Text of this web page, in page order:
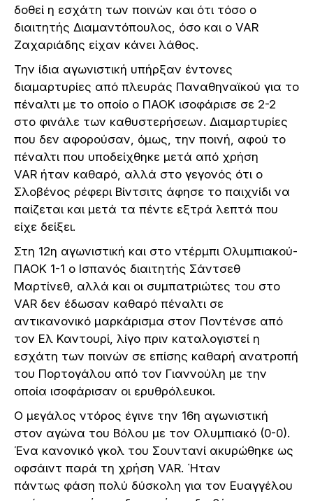
δοθεί η εσχάτη των ποινών και ότι τόσο ο
διαιτητής Διαμαντόπουλος, όσο και ο VAR
Ζαχαριάδης είχαν κάνει λάθος.
Την ίδια αγωνιστική υπήρξαν έντονες
διαμαρτυρίες από πλευράς Παναθηναϊκού για το
πέναλτι με το οποίο ο ΠΑΟΚ ισοφάρισε σε 2-2
στο φινάλε των καθυστερήσεων. Διαμαρτυρίες
που δεν αφορούσαν, όμως, την ποινή, αφού το
πέναλτι που υποδείχθηκε μετά από χρήση
VAR ήταν καθαρό, αλλά στο γεγονός ότι ο
Σλοβένος ρέφερι Βίντσιτς άφησε το παιχνίδι να
παίζεται και μετά τα πέντε εξτρά λεπτά που
είχε δείξει.
Στη 12η αγωνιστική και στο ντέρμπι Ολυμπιακού-
ΠΑΟΚ 1-1 ο Ισπανός διαιτητής Σάντσεθ
Μαρτίνεθ, αλλά και οι συμπατριώτες του στο
VAR δεν έδωσαν καθαρό πέναλτι σε
αντικανονικό μαρκάρισμα στον Ποντένσε από
τον Ελ Καντουρί, λίγο πριν καταλογιστεί η
εσχάτη των ποινών σε επίσης καθαρή ανατροπή
του Πορτογάλου από τον Γιαννούλη με την
οποία ισοφάρισαν οι ερυθρόλευκοι.
Ο μεγάλος ντόρος έγινε την 16η αγωνιστική
στον αγώνα του Βόλου με τον Ολυμπιακό (0-0).
Ένα κανονικό γκολ του Σουντανί ακυρώθηκε ως
οφσάιντ παρά τη χρήση VAR. ΄Ηταν
πάντως φάση πολύ δύσκολη για τον Ευαγγέλου